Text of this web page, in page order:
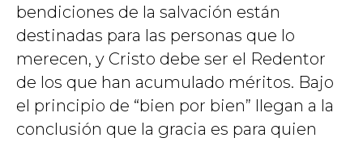
bendiciones de la salvación están
destinadas para las personas que lo
merecen, y Cristo debe ser el Redentor
de los que han acumulado méritos. Bajo
el principio de “bien por bien” llegan a la
conclusión que la gracia es para quien